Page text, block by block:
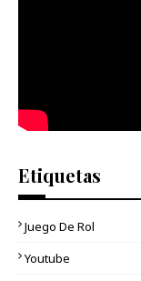
Etiquetas
Juego De Rol
Youtube